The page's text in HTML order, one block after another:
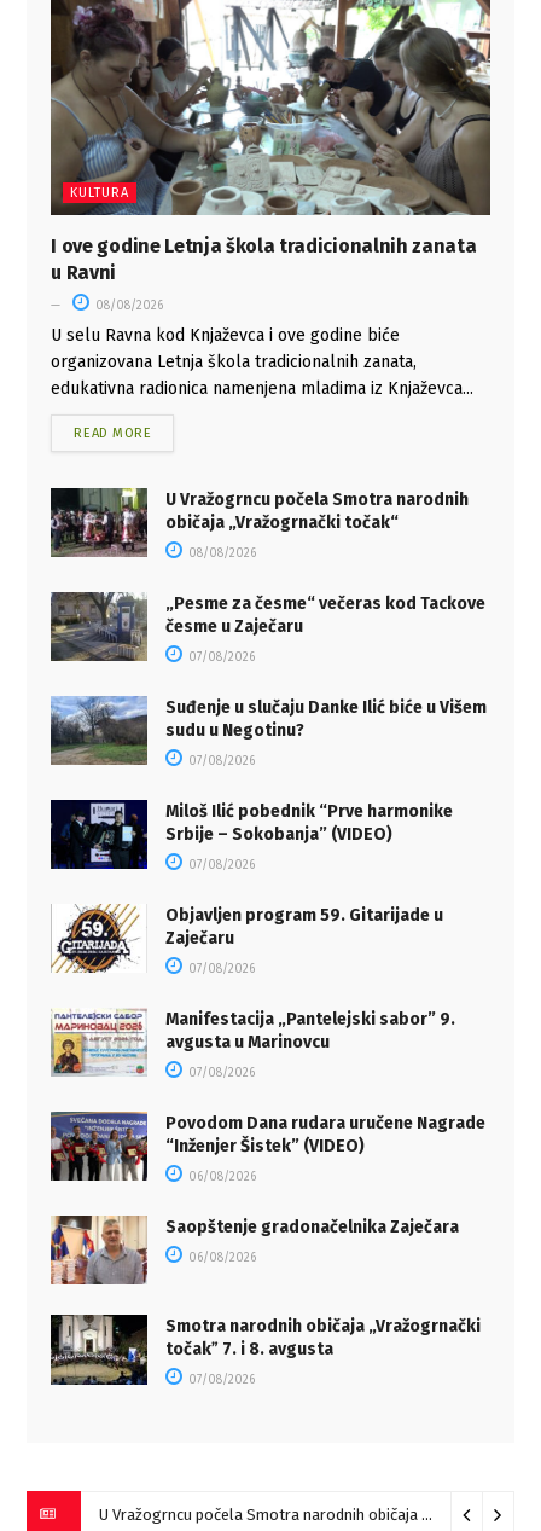
KULTURA
I ove godine Letnja škola tradicionalnih zanata
u Ravni
08/08/2026
U selu Ravna kod Knjaževca i ove godine biće
organizovana Letnja škola tradicionalnih zanata,
edukativna radionica namenjena mladima iz Knjaževca...
READ MORE
U Vražogrncu počela Smotra narodnih
običaja „Vražogrnački točak“
08/08/2026
„Pesme za česme“ večeras kod Tackove
česme u Zaječaru
07/08/2026
Suđenje u slučaju Danke Ilić biće u Višem
sudu u Negotinu?
07/08/2026
Miloš Ilić pobednik “Prve harmonike
Srbije – Sokobanja” (VIDEO)
07/08/2026
Objavljen program 59. Gitarijade u
Zaječaru
07/08/2026
Manifestacija „Pantelejski sabor” 9.
avgusta u Marinovcu
07/08/2026
Povodom Dana rudara uručene Nagrade
“Inženjer Šistek” (VIDEO)
06/08/2026
Saopštenje gradonačelnika Zaječara
06/08/2026
Smotra narodnih običaja „Vražogrnački
točakˮ 7. i 8. avgusta
07/08/2026
U Vražogrncu počela Smotra narodnih običaja „Vražogrnački točak“